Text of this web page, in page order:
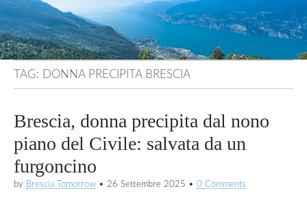
TAG: DONNA PRECIPITA BRESCIA
Brescia, donna precipita dal nono
piano del Civile: salvata da un
furgoncino
by Brescia Tomorrow • 26 Settembre 2025 • 0 Comments